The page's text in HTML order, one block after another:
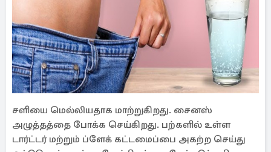
சளியை மெல்லியதாக மாற்றுகிறது. சைனஸ்
அழுத்தத்தை போக்க செய்கிறது. பற்களில் உள்ள
டார்ட்டர் மற்றும் ப்ளேக் கட்டமைப்பை அகற்ற செய்து